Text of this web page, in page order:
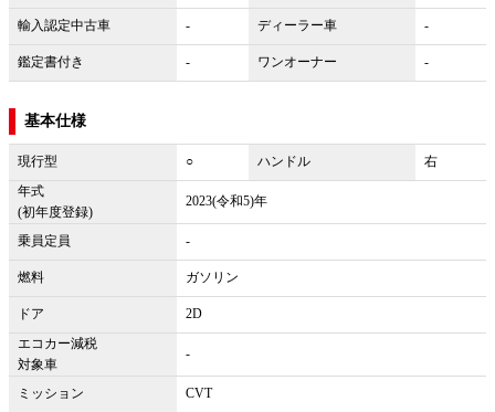
輸入認定中古車 - ディーラー車 -
鑑定書付き - ワンオーナー -
基本仕様
現行型 ○ ハンドル
右
年式
(初年度登録)
2023(令和5)年
乗員定員 -
燃料 ガソリン
ドア
2D
エコカー減税
対象車
-
ミッション CVT